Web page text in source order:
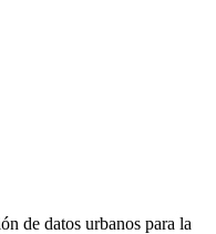
de datos urbanos para la